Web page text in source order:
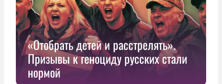
«Отобрать детей и расстрелять».
Призывы к геноциду русских стали
нормой